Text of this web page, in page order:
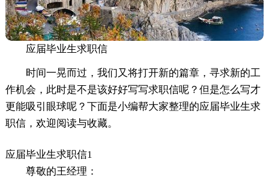
应届毕业生求职信
时间一晃而过，我们又将打开新的篇章，寻求新的工
作机会，此时是不是该好好写写求职信呢？但是怎么写才
更能吸引眼球呢？下面是小编帮大家整理的应届毕业生求
职信，欢迎阅读与收藏。
应届毕业生求职信1
尊敬的王经理：